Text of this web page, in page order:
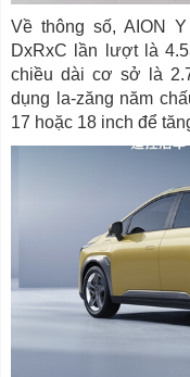
Về thông số, AION
DxRxC lần lượt là
chiều dài cơ sở là
dụng la-zăng năm
17 hoặc 18 inch để